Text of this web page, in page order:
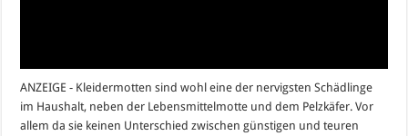
ANZEIGE - Kleidermotten sind wohl eine der nervigsten Schädlinge
im Haushalt, neben der Lebensmittelmotte und dem Pelzkäfer. Vor
allem da sie keinen Unterschied zwischen günstigen und teuren